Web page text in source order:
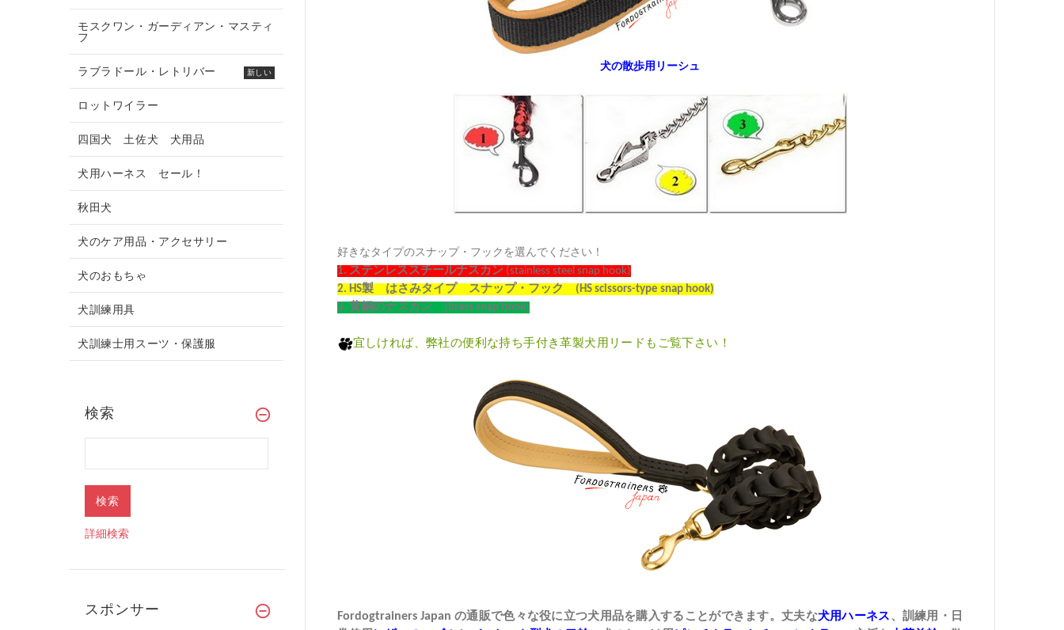
犬の散歩用リーシュ
好きなタイプのスナップ・フックを選んでください！
1. ステンレススチールナスカン (stainless steel snap hook)
2. HS製 はさみタイプ スナップ・フック (HS scissors-type snap hook)
3. 黄銅のナスカン (brass snap hook)
宜しければ、弊社の便利な持ち手付き革製犬用リード もご覧下さい！
Fordogtrainers Japanの通販で色々な役に立つ犬用品を購入することができます。丈夫な犬用ハーネス 、訓練用・日
モスクワン・ガーディアン・マスティ
フ
ラブラドール・レトリバー 新しい
ロットワイラー
四国犬 土佐犬 犬用品
犬用ハーネス セール！
秋田犬
犬のケア用品・アクセサリー
犬のおもちゃ
犬訓練用具
犬訓練士用スーツ・保護服
検索
詳細検索
スポンサー